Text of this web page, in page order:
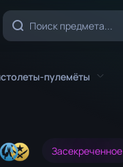
пулемёты
MAC-10 Засекреченное